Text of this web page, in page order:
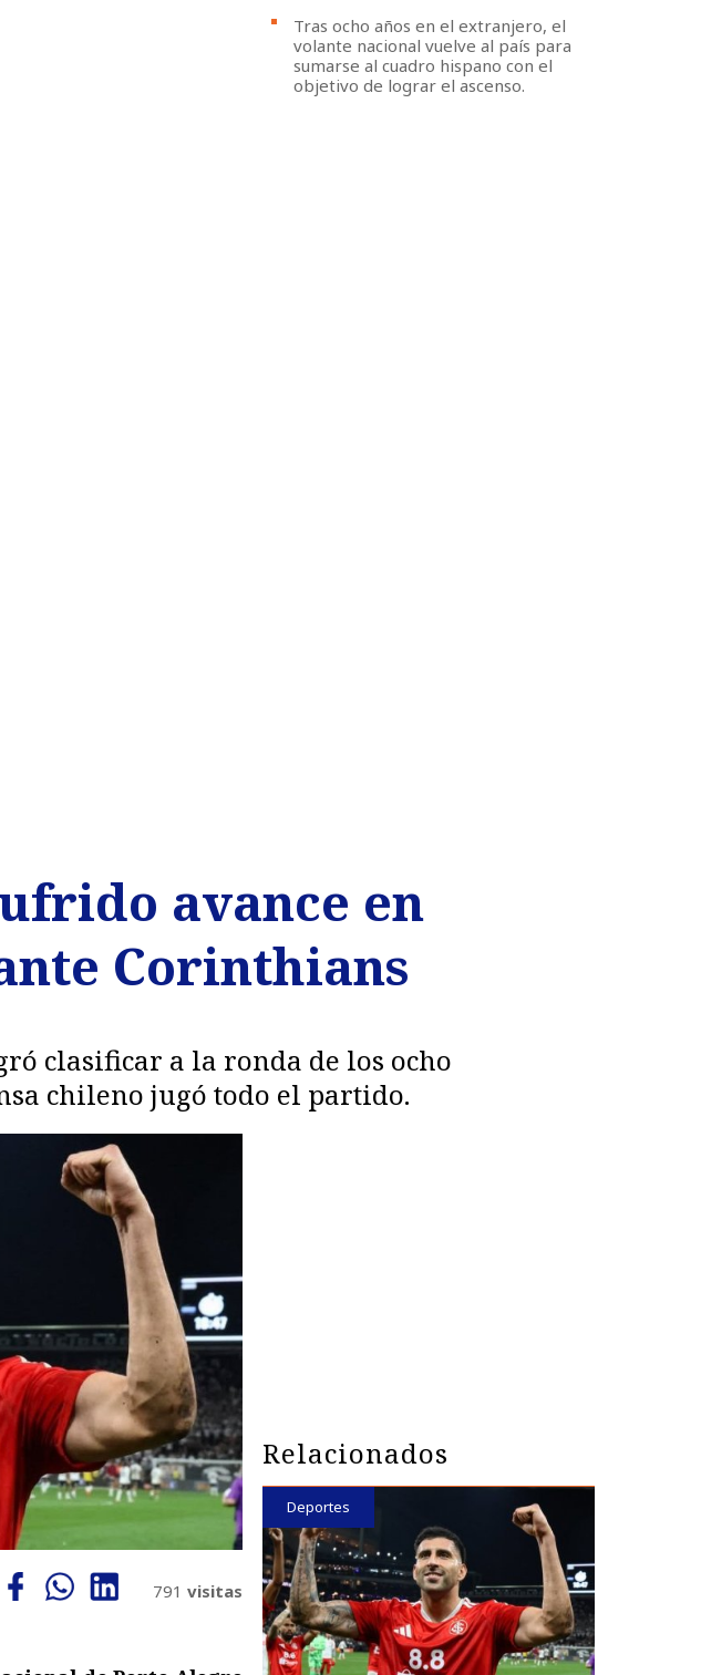
Tras ocho años en el extranjero, el
volante nacional vuelve al país para
sumarse al cuadro hispano con el
objetivo de lograr el ascenso.
avance en
Corinthians
clasificar a la ronda de los ocho
chileno jugó todo el partido.
791 visitas
Relacionados
Deportes